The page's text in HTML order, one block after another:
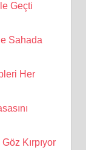
Geçti
Sahada
Her
Kırpıyor